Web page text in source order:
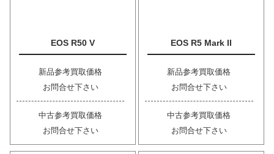
EOS R50 V
新品参考買取価格
お問合せ下さい
中古参考買取価格
お問合せ下さい
EOS R5 Mark II
新品参考買取価格
お問合せ下さい
中古参考買取価格
お問合せ下さい